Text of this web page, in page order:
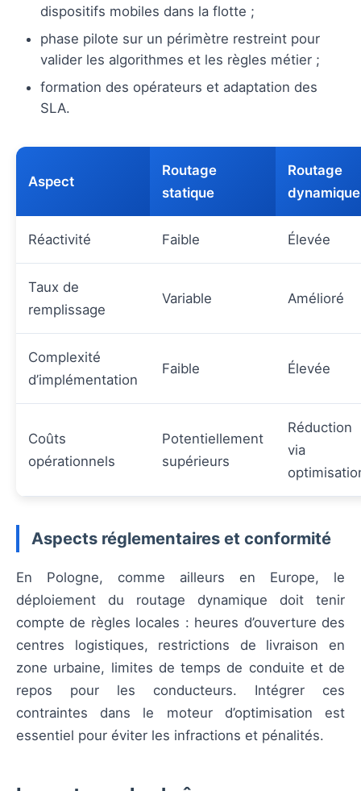
dispositifs mobiles dans la flotte ;
phase pilote sur un périmètre restreint pour
valider les algorithmes et les règles métier ;
formation des opérateurs et adaptation des
SLA.
Aspect
Routage
statique
Routage
dynamique
Réactivité Faible Élevée
Taux de
remplissage
Variable Amélioré
Complexité
d’implémentation
Faible Élevée
Coûts
opérationnels
Potentiellement
supérieurs
Réduction
via
Aspects réglementaires et conformité
En Pologne, comme ailleurs en Europe, le
déploiement du routage dynamique doit tenir
compte de règles locales : heures d’ouverture des
centres logistiques, restrictions de livraison en
zone urbaine, limites de temps de conduite et de
repos pour les conducteurs. Intégrer ces
contraintes dans le moteur d’optimisation est
essentiel pour éviter les infractions et pénalités.